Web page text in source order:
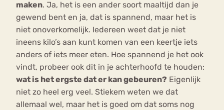
maken. Ja, het is een ander soort maaltijd dan je
gewend bent en ja, dat is spannend, maar het is
niet onoverkomelijk. Iedereen weet dat je niet
ineens kilo’s aan kunt komen van een keertje iets
anders of iets meer eten. Hoe spannend je het ook
vindt, probeer ook dit in je achterhoofd te houden:
wat is het ergste dat er kan gebeuren? Eigenlijk
niet zo heel erg veel. Stiekem weten we dat
allemaal wel, maar het is goed om dat soms nog